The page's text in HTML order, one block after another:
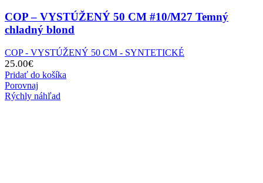
COP – VYSTÚŽENÝ 50 CM #10/M27 Temný
chladný blond
COP - VYSTÚŽENÝ 50 CM - SYNTETICKÉ
25.00€
Pridať do košíka
Porovnaj
Rýchly náhľad